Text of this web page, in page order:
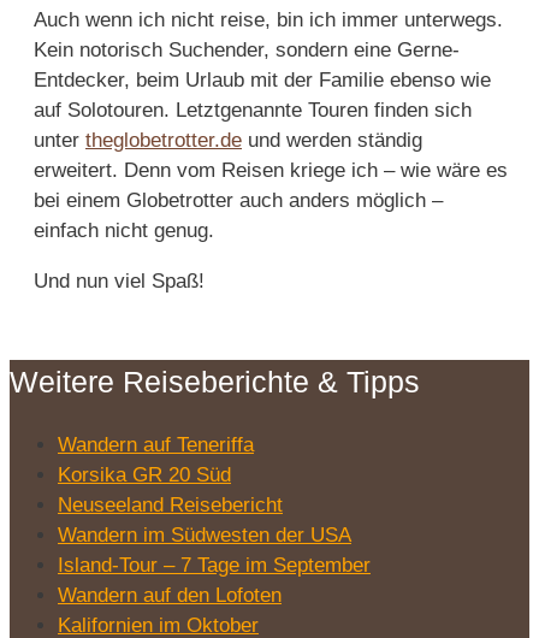
Auch wenn ich nicht reise, bin ich immer unterwegs.
Kein notorisch Suchender, sondern eine Gerne-
Entdecker, beim Urlaub mit der Familie ebenso wie
auf Solotouren. Letztgenannte Touren finden sich
unter theglobetrotter.de und werden ständig
erweitert. Denn vom Reisen kriege ich – wie wäre es
bei einem Globetrotter auch anders möglich –
einfach nicht genug.
Und nun viel Spaß!
Weitere Reiseberichte & Tipps
Wandern auf Teneriffa
Korsika GR 20 Süd
Neuseeland Reisebericht
Wandern im Südwesten der USA
Island-Tour – 7 Tage im September
Wandern auf den Lofoten
Kalifornien im Oktober